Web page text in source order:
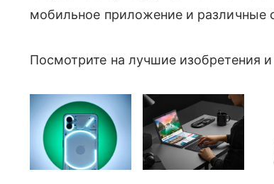
мобильное приложение и различные
Посмотрите на лучшие изобретения